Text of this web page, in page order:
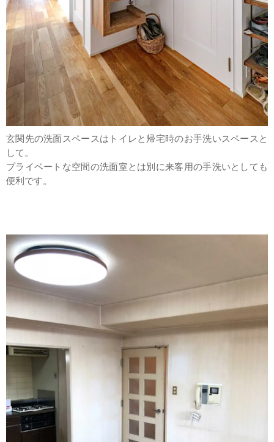
玄関先の洗面スペースはトイレと帰宅時のお手洗いスペースと
して。
プライベートな空間の洗面室とは別に来客用の手洗いとしても
便利です。